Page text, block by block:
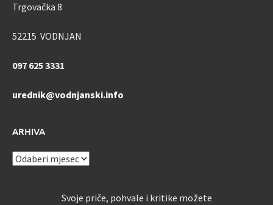
Trgovačka 8
52215 VODNJAN
097 625 3331
urednik@vodnjanski.info
ARHIVA
ARHIVA
Svoje priče, pohvale i kritike možete